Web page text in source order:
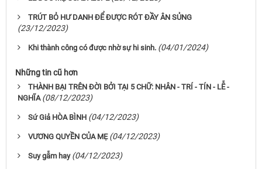
TRÚT BỎ HƯ DANH ĐỂ ĐƯỢC RÓT ĐẦY ÂN SỦNG
(23/12/2023)
Khi thành công có được nhờ sự hi sinh. (04/01/2024)
Những tin cũ hơn
THÀNH BẠI TRÊN ĐỜI BỞI TẠI 5 CHỮ: NHÂN - TRÍ - TÍN - LỄ -
NGHĨA (08/12/2023)
Sứ Giả HÒA BÌNH (04/12/2023)
VƯƠNG QUYỀN CỦA MẸ (04/12/2023)
Suy gẫm hay (04/12/2023)